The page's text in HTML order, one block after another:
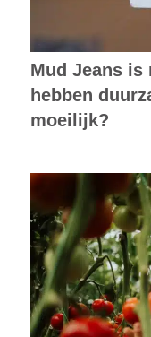
Mud Jeans is
hebben
moeilijk?